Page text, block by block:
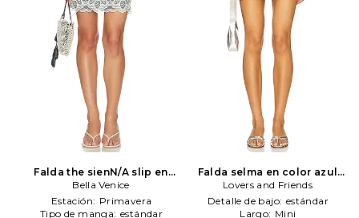
Falda the sienN/A slip en
color azul mareno
Venice
Bella Venice
Estación: Primavera
Tipo de manga: estándar
Falda selma en color azul
mareno Lovers and Friends
Lovers and Friends
Detalle de bajo: estándar
Largo: Mini